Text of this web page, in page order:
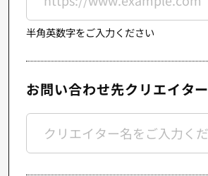
半角英数字をご入力ください
お問い合わせ先クリエイター